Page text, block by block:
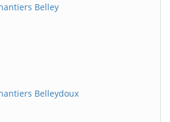
Belley
Belleydoux